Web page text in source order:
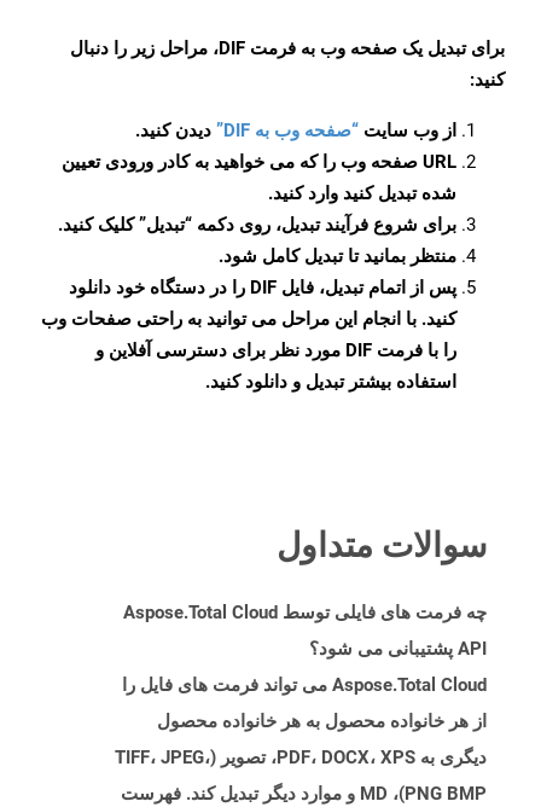
برای تبدیل یک صفحه وب به فرمت DIF، مراحل زیر را دنبال
کنید:
از وب سایت “صفحه وب به DIF”
دیدن کنید.
URL صفحه وب را که می خواهید به کادر ورودی تعیین
شده تبدیل کنید وارد کنید.
برای شروع فرآیند تبدیل، روی دکمه “تبدیل” کلیک کنید.
منتظر بمانید تا تبدیل کامل شود.
پس از اتمام تبدیل، فایل DIF را در دستگاه خود دانلود
کنید. با انجام این مراحل می توانید به راحتی صفحات وب
را با فرمت DIF مورد نظر برای دسترسی آفلاین و
استفاده بیشتر تبدیل و دانلود کنید.
سوالات متداول
چه فرمت های فایلی توسط Aspose.Total Cloud
API پشتیبانی می شود؟
Aspose.Total Cloud می تواند فرمت های فایل را
از هر خانواده محصول به هر خانواده محصول
دیگری به PDF، DOCX، XPS، تصویر (TIFF، JPEG،
PNG BMP)، MD و موارد دیگر تبدیل کند. فهرست